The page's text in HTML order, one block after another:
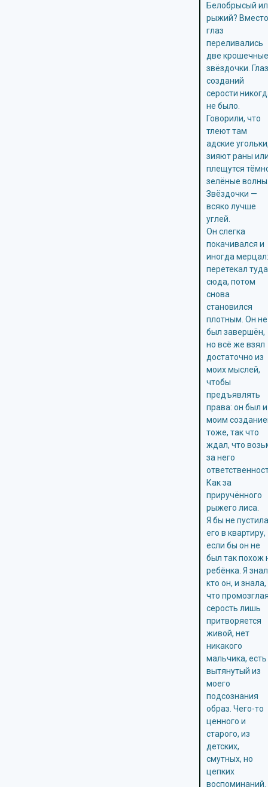
Белобрысый
рыжий?
глаз
переливались
две
звёздочки.
созданий
серости
не было.
Говорили, что
тлеют там
адские
зияют раны
плещутся
зелёные
Звёздочки —
всяко лучше
углей.
Он слегка
покачивался и
иногда
перетекал
сюда, потом
снова
становился
плотным. Он не
был завершён,
но всё же взял
достаточно из
моих мыслей,
чтобы
предъявлять
права: он был и
моим
тоже, так что
ждал, что
за него
Как за
приручённого
рыжего лиса.
Я бы не
его в квартиру,
если бы он не
был так похож
ребёнка. Я
кто он, и знала,
что
серость лишь
притворяется
живой, нет
никакого
мальчика, есть
вытянутый из
моего
подсознания
образ. Чего-то
ценного и
старого, из
детских,
смутных, но
цепких
воспоминаний.